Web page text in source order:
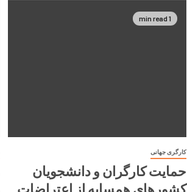
1 min read
کارگری جهانی
حمایت کارگران و دانشجویان
کشورهای همسایه از اعتراضات